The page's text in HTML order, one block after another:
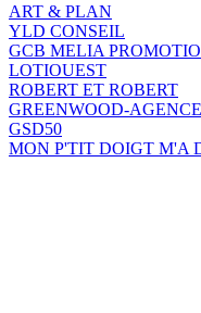
ART & PLAN
YLD CONSEIL
GCB MELIA
LOTIOUEST
ROBERT ET ROBERT
GREENWOOD-
GSD50
MON P'TIT DOIGT M'A